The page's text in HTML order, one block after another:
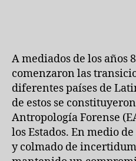
A mediados de los años
comenzaron las
diferentes países de
de estos se
Antropología Forense
los Estados. En medio
y colmado de